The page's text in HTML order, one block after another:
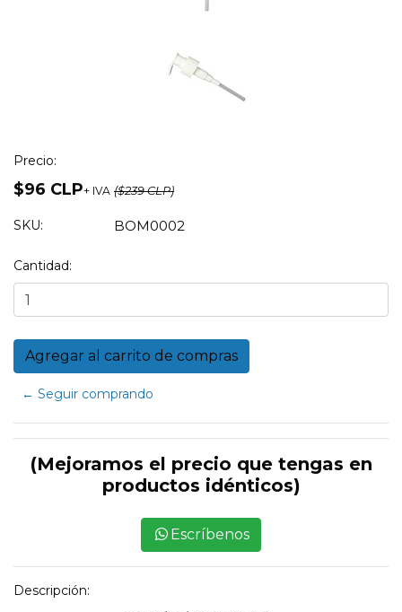
Precio:
$96 CLP+ IVA ($239 CLP)
SKU: BOM0002
Cantidad:
← Seguir comprando
(Mejoramos el precio que tengas en
productos idénticos)
Escríbenos
Descripción: